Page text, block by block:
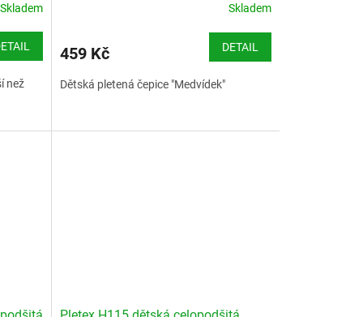
Skladem
než
Skladem
459 Kč DETAIL
Dětská pletená čepice "Medvídek"